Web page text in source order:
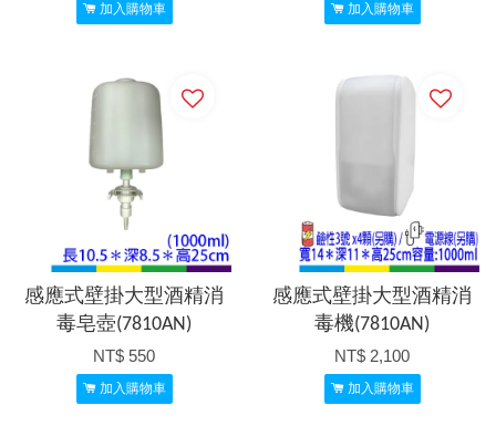
加入購物車 加入購物車
感應式壁掛大型酒精消
毒皂壺(7810AN)
NT$ 550
加入購物車
感應式壁掛大型酒精消
毒機(7810AN)
NT$ 2,100
加入購物車